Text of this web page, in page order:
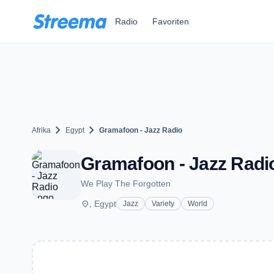
Radio Favoriten
Afrika chevron_right Egyptchevron_right Gramafoon - Jazz Radio
Gramafoon - Jazz
We Play The Forgotten
place , Egypt Jazz Variety World